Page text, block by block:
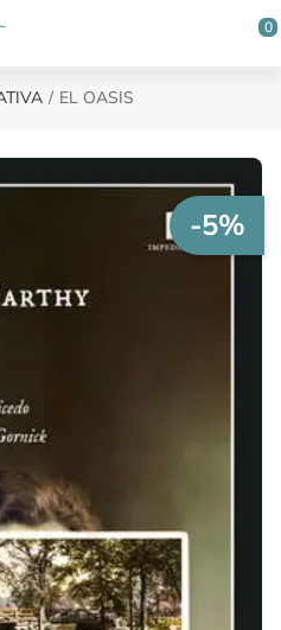
0
EL OASIS
-5%